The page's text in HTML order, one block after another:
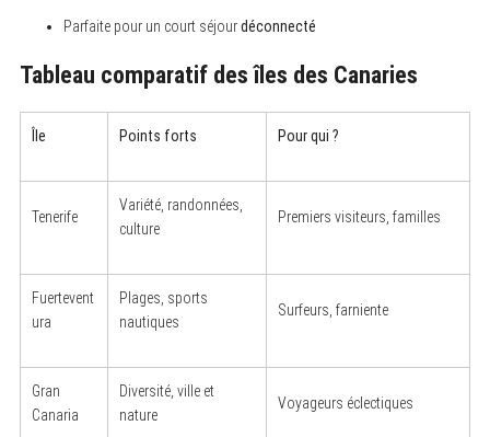
Parfaite pour un court séjourdéconnecté
Tableau comparatif des îles des Canaries
Île Points forts Pour qui ?
Tenerife
Variété, randonnées,
culture
Premiers visiteurs, familles
Fuertevent
ura
Plages, sports
nautiques
Surfeurs, farniente
Gran
Canaria
Diversité, ville et
nature
Voyageurs éclectiques